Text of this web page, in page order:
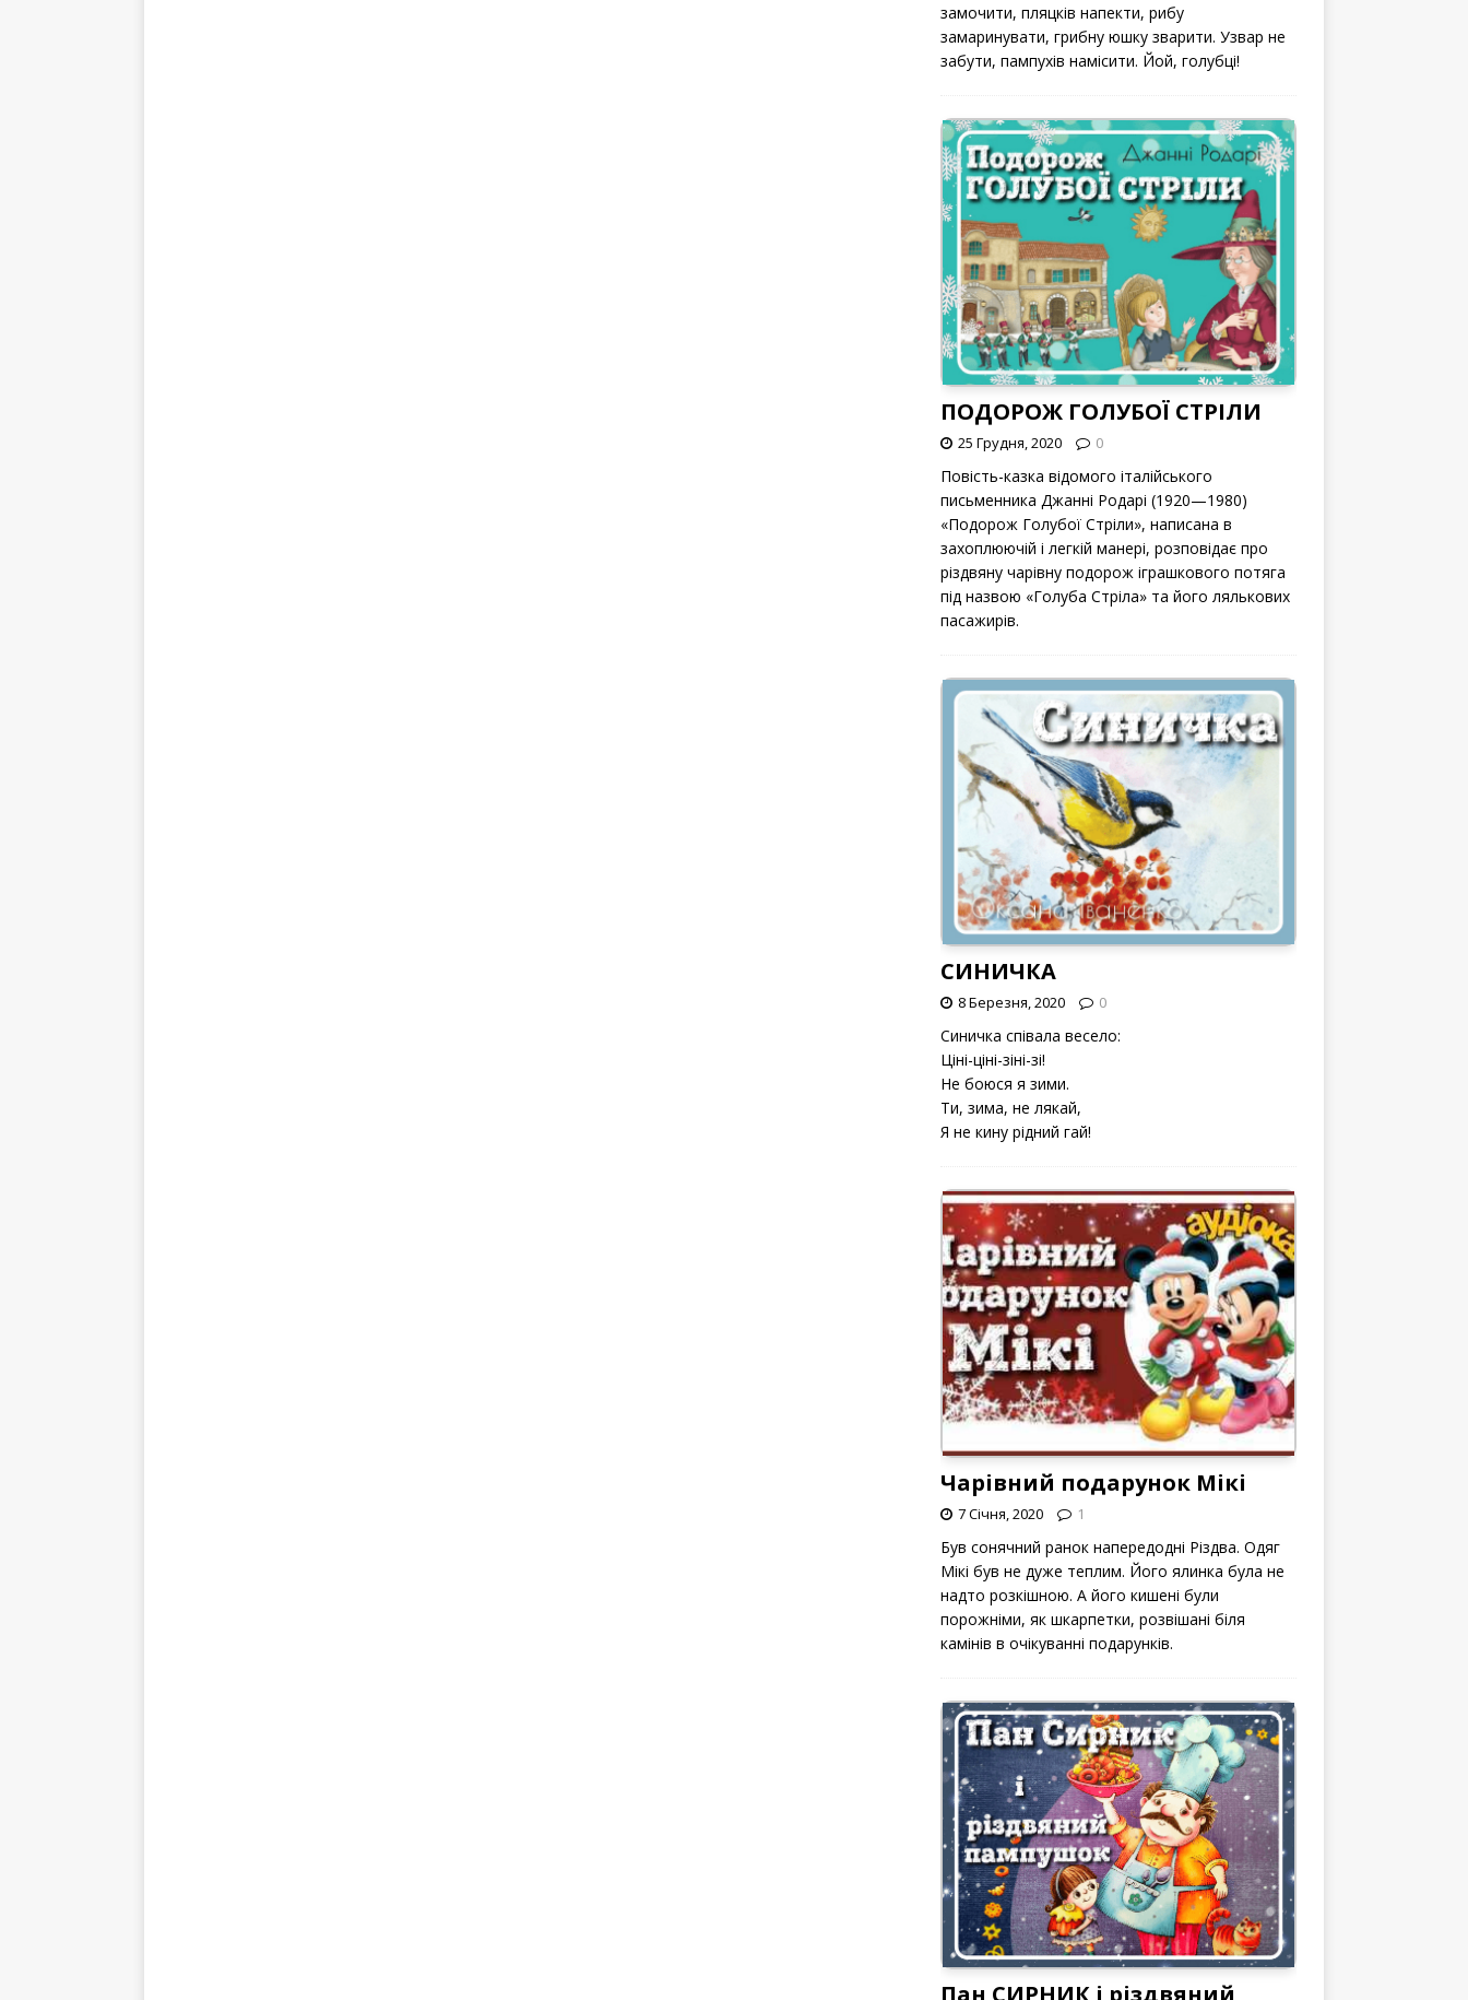
замочити, пляцків напекти, рибу
замаринувати, грибну юшку зварити. Узвар не
забути, пампухів намісити. Йой, голубці!
ПОДОРОЖ ГОЛУБОЇ СТРІЛИ
25 Грудня, 2020 0
Повість-казка відомого італійського
письменника Джанні Родарі (1920—1980)
«Подорож Голубої Стріли», написана в
захоплюючій і легкій манері, розповідає про
різдвяну чарівну подорож іграшкового потяга
під назвою «Голуба Стріла» та його лялькових
пасажирів.
СИНИЧКА
8 Березня, 2020 0
Синичка співала весело:
Ціні-ціні-зіні-зі!
Не боюся я зими.
Ти, зима, не лякай,
Я не кину рідний гай!
Чарівний подарунок Мікі
7 Січня, 2020 1
Був сонячний ранок напередодні Різдва. Одяг
Мікі був не дуже теплим. Його ялинка була не
надто розкішною. А його кишені були
порожніми, як шкарпетки, розвішані біля
камінів в очікуванні подарунків.
Пан СИРНИК і різдвяний